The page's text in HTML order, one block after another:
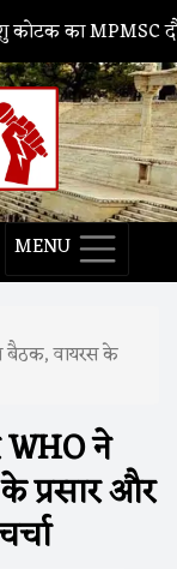
MPMSC दौरा, युवा
MENU
बैठक, वायरस के
ने
प्रसार और